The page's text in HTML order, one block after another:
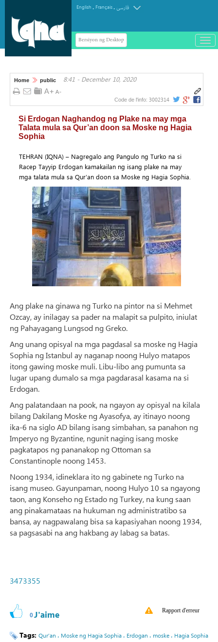
English . Français.فارسی
Bersiyon ng Desktop
باز
و
Home public 8:41 - December 10, 2020
Code de l'info: 3002314
Si Erdogan Naghandog ng Plake na may mga
Talata mula sa Qur’an doon sa Moske ng Hagia
Sophia
TEHRAN (IQNA) – Nagregalo ang Pangulo ng Turko na si
Racep Tayyip Erdogan kamakailan ng isang plake na may
mga talata mula sa Qur’an doon sa Moske ng Hagia Sophia.
Ang plake na ginawa ng Turko na pintor na si Mehmet
Ozcay, ay inilagay sa pader na malapit sa pulpito, iniulat
ng Pahayagang Lungsod ng Greko.
Ang unang opisyal na mga pagdasal sa moske ng Hagia
Sophia ng Istanbul ay naganap noong Hulyo matapos
itong gawing moske muli. Libu-libo ang pumunta sa
lugar upang dumalo sa mga pagdarasal kasama na si
Erdogan.
Ang palatandaan na pook, na ngayon ay opisyal na kilala
bilang Dakilang Moske ng Ayasofya, ay itinayo noong
ika-6 na siglo AD bilang isang simbahan, sa panahon ng
Imperyo ng Byzantine, ngunit naging isang moske
pagkatapos ng pananakop ng Ottoman sa
Constantinople noong 1453.
Noong 1934, idineklara ito ng gabinete ng Turko na
isang museo. Gayunpaman, noong Hulyo 10 sa ngayong
taon, ang Konseho ng Estado ng Turkey, na kung saan
ang pinakamataas na hukuman ng administratibo sa
bansa, ay nagpawalang bisa sa kapasiyahan noong 1934,
sa pagsasabi na ang hakbang ay labag sa batas.
3473355
0J'aime Rapport d'erreur
Tags: Qur’an ، Moske ng Hagia Sophia ، Erdogan ، moske ، Hagia Sophia